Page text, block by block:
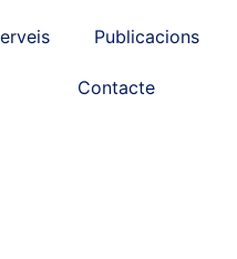
Publicacions
Contacte